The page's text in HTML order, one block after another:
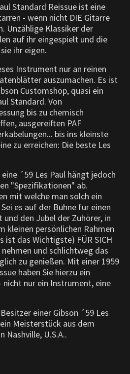
Standard Reissue ist eine
- wenn nicht DIE Gitarre
Unzählige Klassiker der
auf ihr eingespielt und die
ihr eigen.
Instrument nur an reinen
auszumachen. Es ist
Customshop, quasi ein
Standard. Von
bis zu chemisch
ausgereiften PAF
bis ins kleinste
zu erreichen: Die beste Les
´59 Les Paul hängt jedoch
"Spezifikationen" ab.
mit welche man solch ein
es auf der Bühne für einen
den Jubel der Zuhörer, in
kleinen persönlichen Rahmen
ist das Wichtigste) FÜR SICH
und schlichtweg das
zu genießen. Mit einer 1959
haben Sie hierzu ein
nur ein Instrument, eine
einer Gibson ´59 Les
Meisterstück aus dem
Nashville, U.S.A..